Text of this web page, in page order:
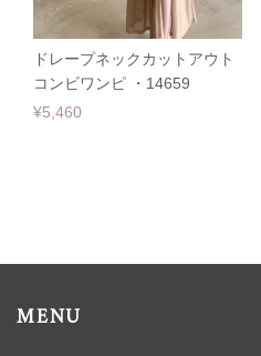
ドレープネックカットアウト
コンビワンピ ・14659
¥5,460
MENU